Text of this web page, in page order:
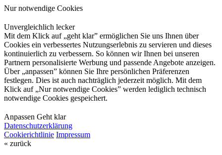
Nur notwendige Cookies
Unvergleichlich lecker
Mit dem Klick auf „geht klar” ermöglichen Sie uns Ihnen über
Cookies ein verbessertes Nutzungserlebnis zu servieren und dieses
kontinuierlich zu verbessern. So können wir Ihnen bei unseren
Partnern personalisierte Werbung und passende Angebote anzeigen.
Über „anpassen” können Sie Ihre persönlichen Präferenzen
festlegen. Dies ist auch nachträglich jederzeit möglich. Mit dem
Klick auf „Nur notwendige Cookies” werden lediglich technisch
notwendige Cookies gespeichert.
Anpassen Geht klar
Datenschutzerklärung
Cookierichtlinie Impressum
« zurück